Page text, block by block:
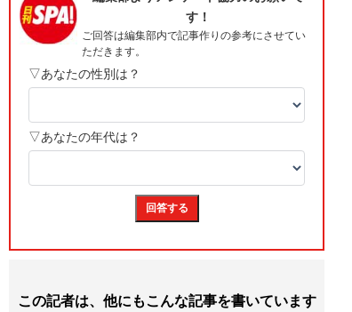
この記者は、他にもこんな記事を書いています